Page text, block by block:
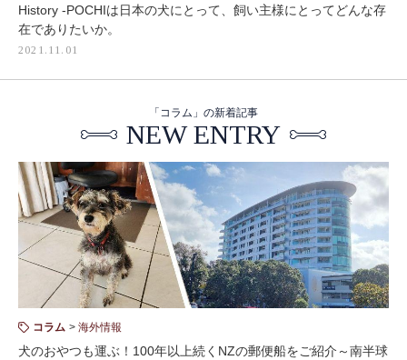
History -POCHIは日本の犬にとって、飼い主様にとってどんな存
在でありたいか。
2021.11.01
「コラム」の新着記事
NEW ENTRY
コラム 海外情報
犬のおやつも運ぶ！100年以上続くNZの郵便船をご紹介～南半球